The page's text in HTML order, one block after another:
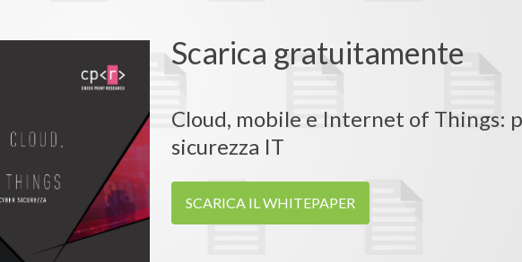
Scarica gratuitamente
Cloud, mobile e Internet of Things:
sicurezza IT
SCARICA IL WHITEPAPER